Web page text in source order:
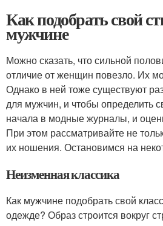
Как подобрать свой
мужчине
Можно сказать, что сильной
отличие от женщин повезло. Их
Однако в ней тоже существуют
для мужчин, и чтобы определить
начала в модные журналы, и
При этом рассматривайте не
их ношения. Остановимся на
Неизменная классика
Как мужчине подобрать свой
одежде? Образ строится вокруг